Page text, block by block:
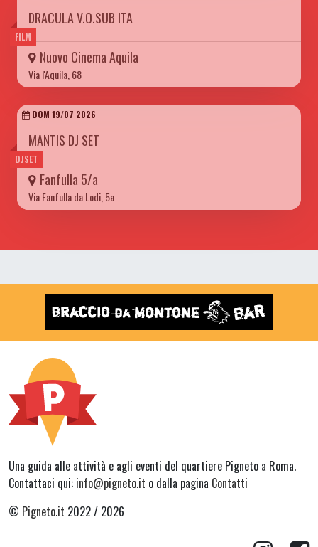
FILM
DRACULA V.O.SUB ITA
Nuovo Cinema Aquila
Via l'Aquila, 68
DJSET
DOM 19/07 2026
MANTIS DJ SET
Fanfulla 5/a
Via Fanfulla da Lodi, 5a
Una guida alle attività e agli eventi del quartiere Pigneto a Roma.
Contattaci qui: info@pigneto.it o dalla pagina Contatti
© Pigneto.it 2022 / 2026